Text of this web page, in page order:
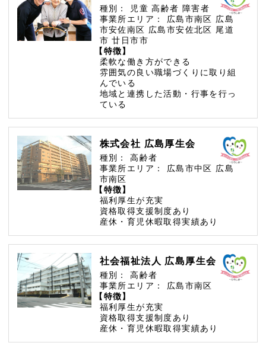
種別： 児童高齢者 障害者
事業所エリア：
広島市南区 広島
市安佐南区 広島市安佐北区 尾道
市廿日市市
【特徴】
柔軟な働き方ができる
雰囲気の良い職場づくりに取り組
んでいる
地域と連携した活動・行事を行っ
ている
株式会社 広島厚生会
種別：
高齢者
事業所エリア：
広島市中区 広島
市南区
【特徴】
福利厚生が充実
資格取得支援制度あり
産休・育児休暇取得実績あり
社会福祉法人 広島厚生会
種別：
高齢者
事業所エリア：
広島市南区
【特徴】
福利厚生が充実
資格取得支援制度あり
産休・育児休暇取得実績あり